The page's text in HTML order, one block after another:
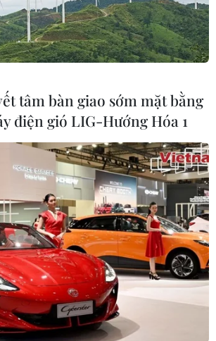
tâm bàn giao sớm mặt bằng
điện gió LIG-Hướng Hóa 1